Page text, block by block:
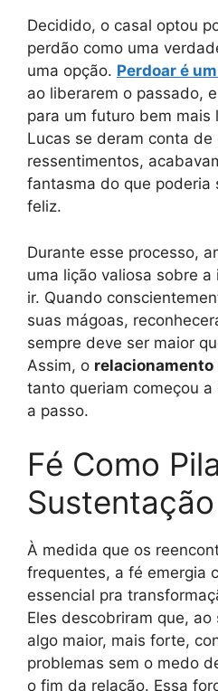
Decidido, o casal optou
perdão como uma
uma opção. Perdoar é
ao liberarem o passado,
para um futuro bem mais
Lucas se deram conta de
ressentimentos,
fantasma do que poderia
feliz.
Durante esse processo,
uma lição valiosa sobre
ir. Quando
suas mágoas,
sempre deve ser maior
Assim, o
tanto queriam começou
a passo.
Fé Como
Sustentação
À medida que os
frequentes, a fé emergia
essencial pra
Eles descobriram que,
algo maior, mais forte,
problemas sem o medo
o fim da relação. Essa